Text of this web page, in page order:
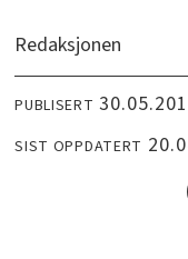
Redaksjonen
PUBLISERT
SIST OPPDATERT